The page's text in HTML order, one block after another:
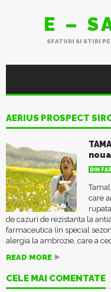
E –
SFATURI SI STIRI
AERIUS PROSPECT
noua
DIN
care
de cazuri de rezistanta la
farmaceutica (in special
alergia la ambrozie, care a
READ MORE
CELE MAI COMENTATE